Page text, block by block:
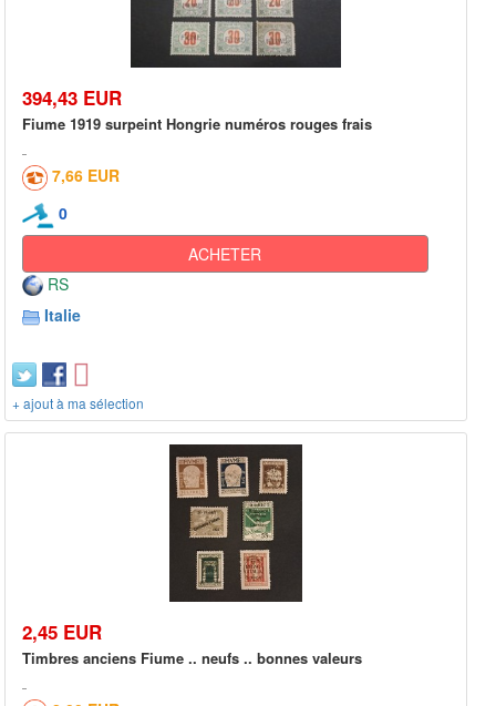
394,43 EUR
Fiume 1919 surpeint Hongrie numéros rouges frais
7,66 EUR
0
ACHETER
RS
Italie
+ ajout à ma sélection
2,45 EUR
Timbres anciens Fiume .. neufs .. bonnes valeurs